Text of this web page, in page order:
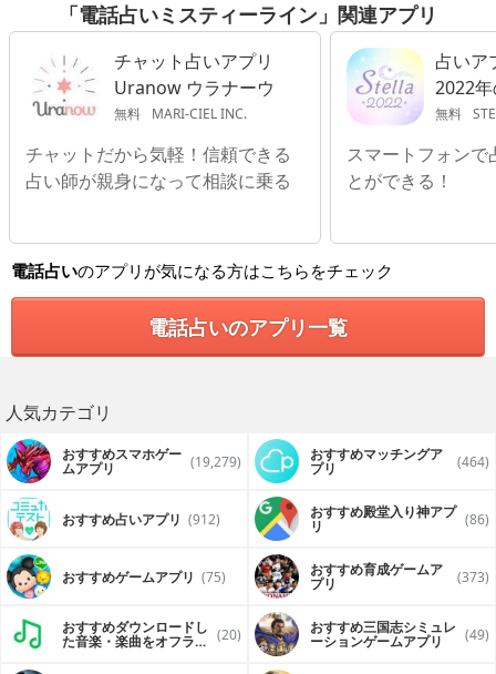
「電話占いミスティーライン」関連アプリ
チャット占いアプリ
Uranow ウラナーウ
無料 MARI-CIEL INC.
チャットだから気軽！信頼できる
占い師が親身になって相談に乗る
占いア
2022
の相性
無料
スマートフォンで
とができる！
電話占いのアプリが気になる方はこちらをチェック
電話占いのアプリ一覧
人気カテゴリ
おすすめスマホゲー
ムアプリ (19,279) おすすめマッチングア
プリ (464)
おすすめ占いアプリ (912) おすすめ殿堂入り神アプ
リ (86)
おすすめゲームアプリ (75) おすすめ育成ゲームア
プリ (373)
おすすめダウンロードし
た音楽・楽曲をオフライ (20) おすすめ三国志シミュレ
ーションゲームアプリ (49)